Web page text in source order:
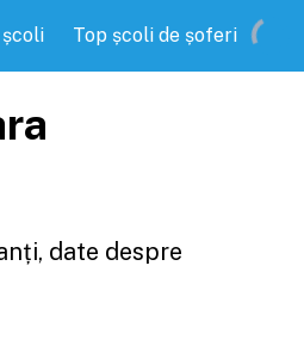
Top școli de șoferi
date despre